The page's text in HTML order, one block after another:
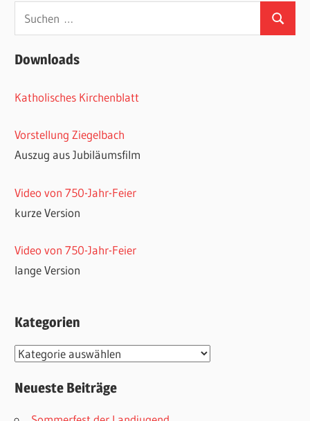
Suchen
nach:
Suchen
Downloads
Katholisches Kirchenblatt
Vorstellung Ziegelbach
Auszug aus Jubiläumsfilm
Video von 750-Jahr-Feier
kurze Version
Video von 750-Jahr-Feier
lange Version
Kategorien
Kategorien
Neueste Beiträge